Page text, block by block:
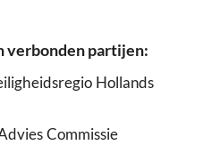
verbonden partijen:
Hollands
Commissie